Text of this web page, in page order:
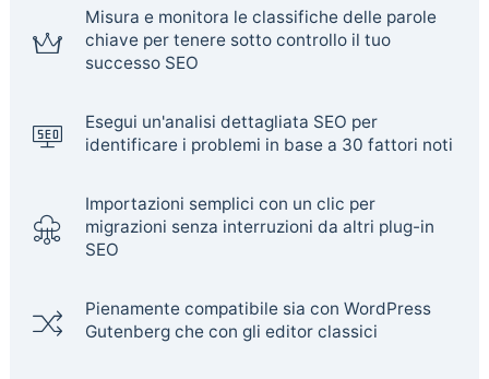
Misura e monitora le classifiche delle parole
chiave per tenere sotto controllo il tuo
successo SEO
Esegui un'analisi dettagliata SEO per
identificare i problemi in base a 30 fattori noti
Importazioni semplici con un clic per
migrazioni senza interruzioni da altri plug-in
SEO
Pienamente compatibile sia con WordPress
Gutenberg che con gli editor classici